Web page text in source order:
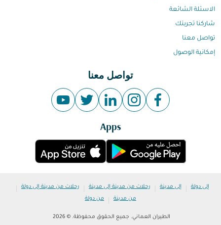
الاسئلة الشائعة
شاركنا تجربتك
تواصل معنا
إمكانية الوصول
تواصل معنا
Apps
إلى دولة | إلى مدينة | رحلات من مدينة إلى مدينة | رحلات من مدينة إلى دولة |
من مدينة | من دولة
الطيران العماني. جميع الحقوق محفوظة. © 2026